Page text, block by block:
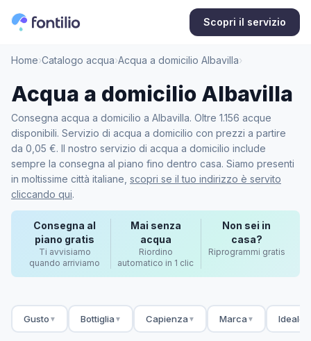
Scopri il servizio
Home›Catalogo acqua›Acqua a domicilio Albavilla›
Acqua a domicilio Albavilla
Consegna acqua a domicilio a Albavilla. Oltre 1.156 acque
disponibili. Servizio di acqua a domicilio con prezzi a partire
da 0,05 €. Il nostro servizio di acqua a domicilio include
sempre la consegna al piano fino dentro casa. Siamo presenti
in moltissime città italiane, scopri se il tuo indirizzo è servito
cliccando qui.
Consegna al
piano gratis
Ti avvisiamo
quando arriviamo
Mai senza
acqua
Riordino
automatico in 1 clic
Non sei in
casa?
Riprogrammi gratis
Gusto ▼ Bottiglia ▼ Capienza ▼ Marca ▼ Ideale